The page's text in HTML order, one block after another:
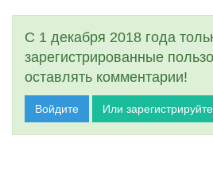
С 1 декабря 2018 года
зарегистрированные
оставлять комментарии!
Войдите Или